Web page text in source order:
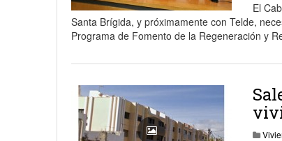
El
Santa Brígida, y próximamente con Telde,
Programa de Fomento de la Regeneración y